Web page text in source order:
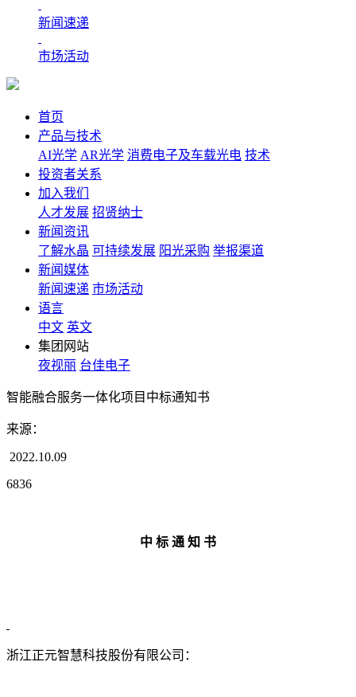
新闻速递
市场活动
首页
产品与技术
AI光学 AR光学 消费电子及车载光电 技术
投资者关系
加入我们
人才发展 招贤纳士
新闻资讯
了解水晶 可持续发展 阳光采购 举报渠道
新闻媒体
新闻速递 市场活动
语言
中文 英文
集团网站
夜视丽 台佳电子
智能融合服务一体化项目中标通知书
来源：
2022.10.09
6836
中 标 通 知 书
浙江正元智慧科技股份有限公司：